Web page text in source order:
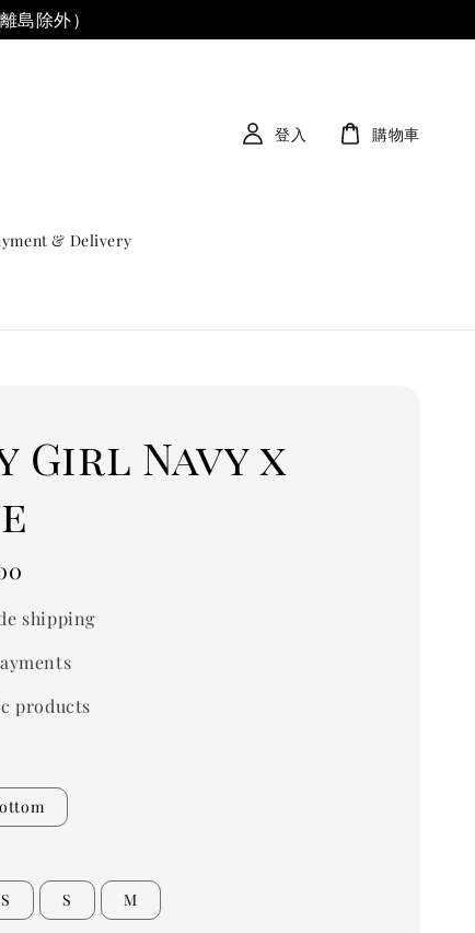
島除外）
& Delivery
登入 購物車
Girl Navy x
shipping
products
S M